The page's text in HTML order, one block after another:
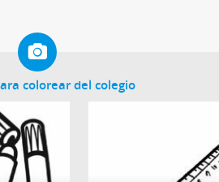
colorear del colegio